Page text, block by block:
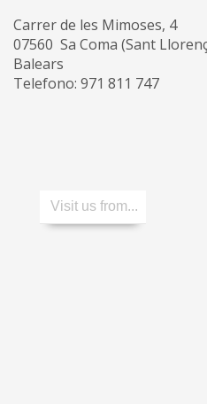
Carrer de les Mimoses, 4
07560 Sa Coma (Sant
Balears
Telefono: 971 811 747